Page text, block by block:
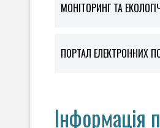
МОНІТОРИНГ ТА
ПОРТАЛ ЕЛЕКТРОННИХ
Інформація